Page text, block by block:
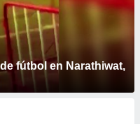
fútbol en Narathiwat,